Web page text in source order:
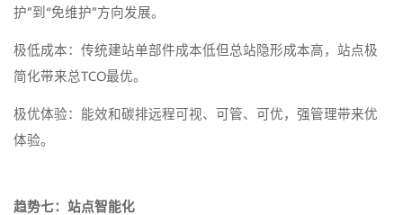
护”到“免维护”方向发展。
极低成本：传统建站单部件成本低但总站隐形成本高，站点极
简化带来总TCO最优。
极优体验：能效和碳排远程可视、可管、可优，强管理带来优
体验。
趋势七：站点智能化